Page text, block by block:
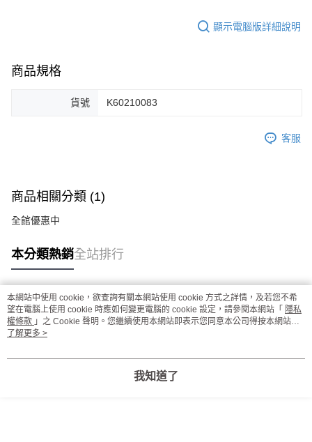
顯示電腦版詳細說明
商品規格
貨號 K60210083
客服
商品相關分類 (1)
全館優惠中
本分類熱銷全站排行
熱門標籤
本網站中使用 cookie，欲查詢有關本網站使用 cookie 方式之詳情，及若您不希
望在電腦上使用 cookie 時應如何變更電腦的 cookie 設定，請參閱本網站「 隱私
權條款 」之 Cookie 聲明。您繼續使用本網站即表示您同意本公司得按本網站使
用條款之 Cookie 聲明使用 cookie。
了解更多 >
我知道了